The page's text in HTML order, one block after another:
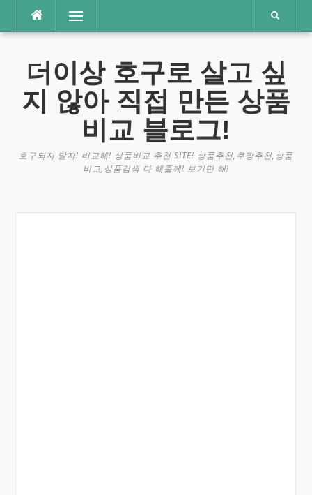
츠
메뉴
더이상 호구로 살고 싶
지 않아 직접 만든 상품
비교 블로그!
호구되지 말자! 비교해! 상품비교 추천 SITE! 상품추천,쿠팡추천,상품
비교,상품검색 다 해줄께! 보기만 해!